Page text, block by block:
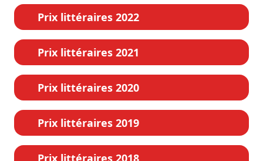
Prix littéraires 2022
Prix littéraires 2021
Prix littéraires 2020
Prix littéraires 2019
Prix littéraires 2018